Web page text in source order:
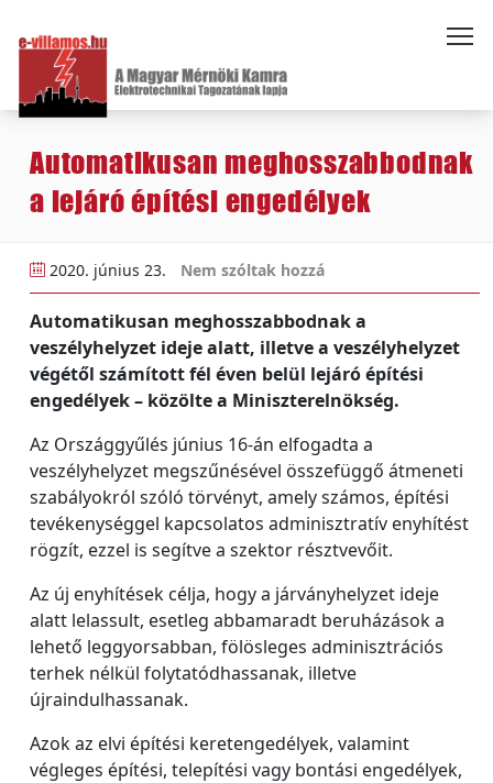
Automatikusan meghosszabbodnak
a lejáró építési engedélyek
2020. június 23. Nem szóltak hozzá
Automatikusan meghosszabbodnak a
veszélyhelyzet ideje alatt, illetve a veszélyhelyzet
végétől számított fél éven belül lejáró építési
engedélyek – közölte a Miniszterelnökség.
Az Országgyűlés június 16-án elfogadta a
veszélyhelyzet megszűnésével összefüggő átmeneti
szabályokról szóló törvényt, amely számos, építési
tevékenységgel kapcsolatos adminisztratív enyhítést
rögzít, ezzel is segítve a szektor résztvevőit.
Az új enyhítések célja, hogy a járványhelyzet ideje
alatt lelassult, esetleg abbamaradt beruházások a
lehető leggyorsabban, fölösleges adminisztrációs
terhek nélkül folytatódhassanak, illetve
újraindulhassanak.
Azok az elvi építési keretengedélyek, valamint
végleges építési, telepítési vagy bontási engedélyek,